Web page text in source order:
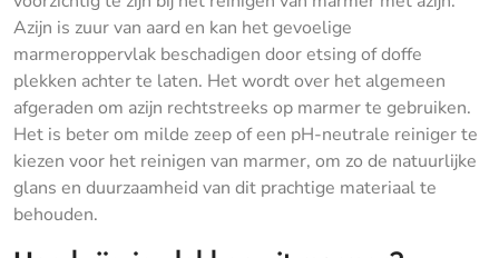
Azijn is zuur van aard en kan het gevoelige
marmeroppervlak beschadigen door etsing of doffe
plekken achter te laten. Het wordt over het algemeen
afgeraden om azijn rechtstreeks op marmer te gebruiken.
Het is beter om milde zeep of een pH-neutrale reiniger te
kiezen voor het reinigen van marmer, om zo de natuurlijke
glans en duurzaamheid van dit prachtige materiaal te
behouden.